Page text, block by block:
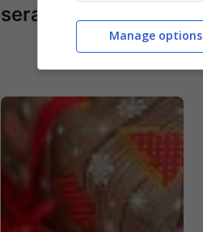
serata
Manage options